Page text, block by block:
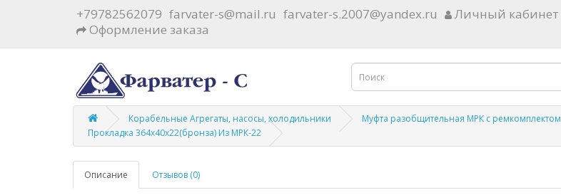
+79782562079 farvater-s@mail.ru farvater-s.2007@yandex.ru Личный кабинет
Оформление заказа
Корабельные Агрегаты, насосы, холодильники Муфта разобщительная МРК с ремкомплектом
Прокладка 364х40х22(бронза) Из МРК-22
Описание Отзывов (0)